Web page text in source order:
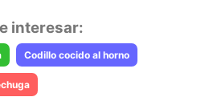
interesar:
Codillo cocido al horno